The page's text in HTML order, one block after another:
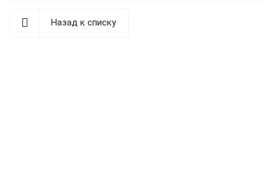
Назад к списку